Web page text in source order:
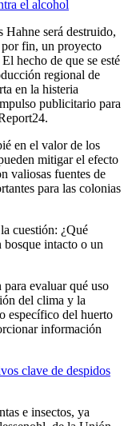
el alcohol
será destruido,
por fin, un proyecto
hecho de que se esté
regional de
en la histeria
publicitario para
en el valor de los
mitigar el efecto
valiosas fuentes de
para las colonias
cuestión: ¿Qué
intacto o un
evaluar qué uso
del clima y la
específico del huerto
información
clave de despidos
e insectos, ya